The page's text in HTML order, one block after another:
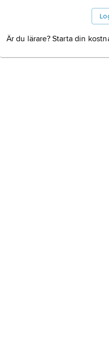
Är du lärare? Starta din